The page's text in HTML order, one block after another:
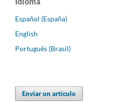
Español (España)
English
Português (Brasil)
Enviar un artículo